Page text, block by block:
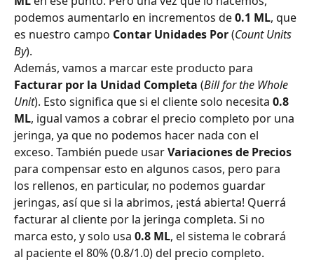
podemos aumentarlo en incrementos de 0.1 ML, que
es nuestro campo Contar Unidades Por (Count Units
By).
Además, vamos a marcar este producto para
Facturar por la Unidad Completa (Bill for the Whole
Unit). Esto significa que si el cliente solo necesita 0.8
ML, igual vamos a cobrar el precio completo por una
jeringa, ya que no podemos hacer nada con el
exceso. También puede usar Variaciones de Precios
para compensar esto en algunos casos, pero para
los rellenos, en particular, no podemos guardar
jeringas, así que si la abrimos, ¡está abierta! Querrá
facturar al cliente por la jeringa completa. Si no
marca esto, y solo usa 0.8 ML, el sistema le cobrará
al paciente el 80% (0.8/1.0) del precio completo.